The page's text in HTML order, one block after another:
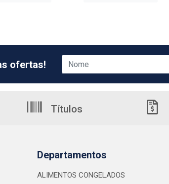
ofertas!
Títulos
Departamentos
ALIMENTOS CONGELADOS